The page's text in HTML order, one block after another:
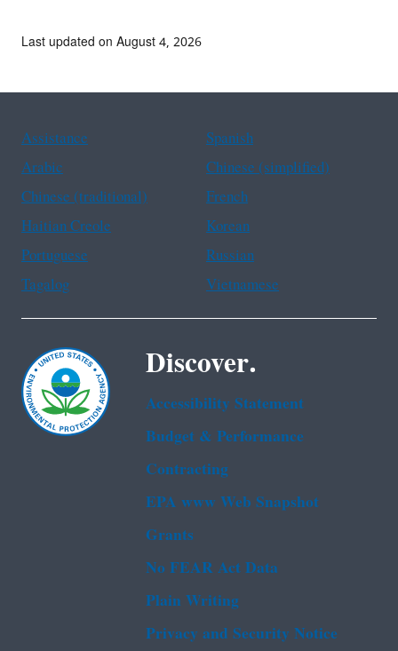
Last updated on August 4, 2026
Assistance
Spanish
Arabic
Chinese (simplified)
Chinese (traditional)
French
Haitian Creole
Korean
Portuguese
Russian
Tagalog
Vietnamese
Discover.
Accessibility Statement
Budget & Performance
Contracting
EPA www Web Snapshot
Grants
No FEAR Act Data
Plain Writing
Privacy and Security Notice